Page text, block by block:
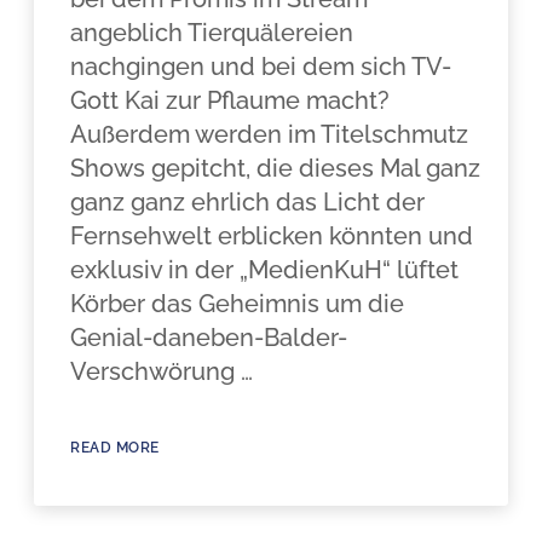
angeblich Tierquälereien
nachgingen und bei dem sich TV-
Gott Kai zur Pflaume macht?
Außerdem werden im Titelschmutz
Shows gepitcht, die dieses Mal ganz
ganz ganz ehrlich das Licht der
Fernsehwelt erblicken könnten und
exklusiv in der „MedienKuH“ lüftet
Körber das Geheimnis um die
Genial-daneben-Balder-
Verschwörung …
READ MORE